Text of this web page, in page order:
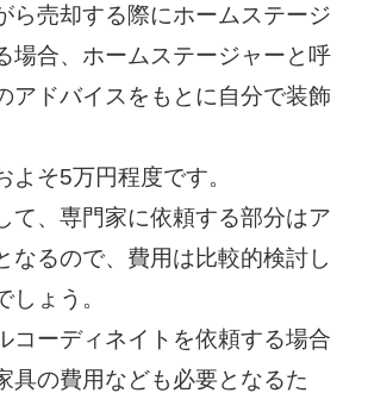
ら売却する際にホームステージ
場合、ホームステージャーと呼
アドバイスをもとに自分で装飾
よそ5万円程度です。
て、専門家に依頼する部分はア
なるので、費用は比較的検討し
しょう。
コーディネイトを依頼する場合
具の費用なども必要となるた